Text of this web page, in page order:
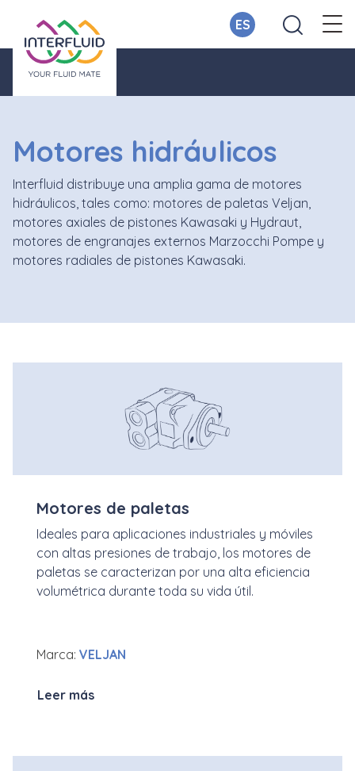
ES
Motores hidráulicos
Interfluid distribuye una amplia gama de motores
hidráulicos, tales como: motores de paletas Veljan,
motores axiales de pistones Kawasaki y Hydraut,
motores de engranajes externos Marzocchi Pompe y
motores radiales de pistones Kawasaki.
Motores de paletas
Ideales para aplicaciones industriales y móviles
con altas presiones de trabajo, los motores de
paletas se caracterizan por una alta eficiencia
volumétrica durante toda su vida útil.
Marca: VELJAN
Leer más